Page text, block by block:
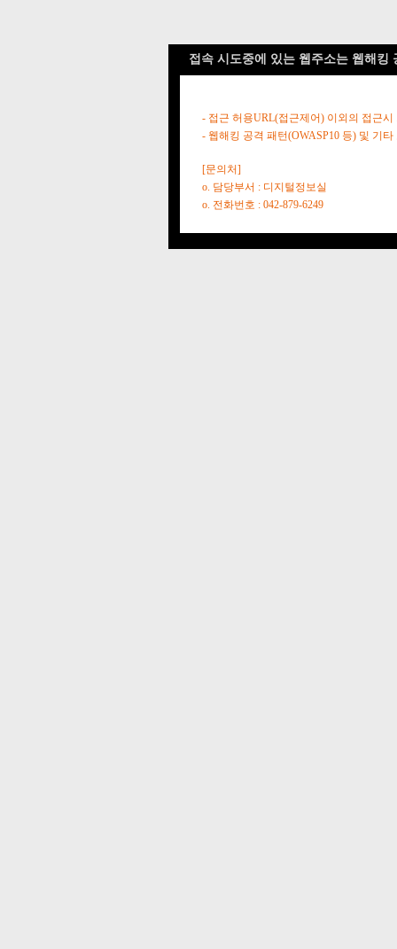
접속 시도중에 있는 웹주소는 웹해킹
- 접근 허용URL(접근제어) 이외의 접근시
- 웹해킹 공격 패턴(OWASP10 등) 및 기
[문의처]
o. 담당부서 : 디지털정보실
o. 전화번호 : 042-879-6249